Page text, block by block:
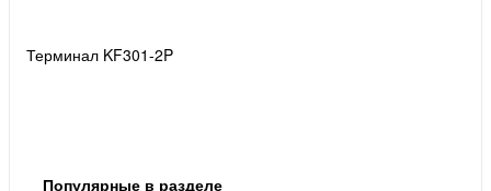
Терминал KF301-2P
Популярные в разделе